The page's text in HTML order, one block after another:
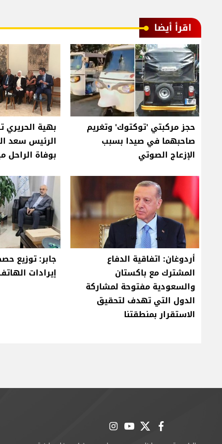
اقرأ أيضا
حجز مركبتي 'توكتوك' وتغريم
صاحبهما في صيدا بسبب
الإزعاج الصوتي
بهية الحريري
الرئيس سعد
بوفاة
أردوغان: اتفاقية الدفاع
المشترك مع باكستان
والسعودية مفتوحة لمشاركة
الدول التي تهدف لتحقيق
الاستقرار بمنطقتنا
جابر: توزيع
إيرادات
facebook
twitter
youtube
instagram